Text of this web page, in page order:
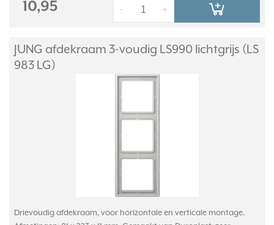
10,95 +
-
JUNG afdekraam 3-voudig LS990 lichtgrijs (LS
983 LG)
Drievoudig afdekraam, voor horizontale en verticale montage.